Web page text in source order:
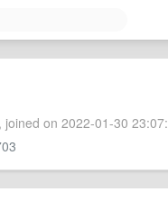
on 2022-01-30